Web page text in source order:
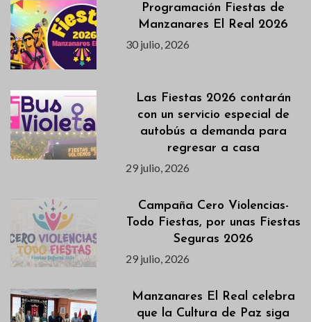
Programación Fiestas de
Manzanares El Real 2026
30 julio, 2026
Las Fiestas 2026 contarán
con un servicio especial de
autobús a demanda para
regresar a casa
29 julio, 2026
Campaña Cero Violencias-
Todo Fiestas, por unas Fiestas
Seguras 2026
29 julio, 2026
Manzanares El Real celebra
que la Cultura de Paz siga